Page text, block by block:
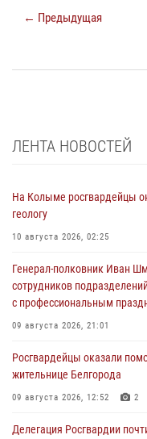
← Предыдущая
ЛЕНТА НОВОСТЕЙ
На Колыме росгвардейцы
геологу
10 августа 2026, 02:25
Генерал-полковник Иван
сотрудников
с профессиональным
09 августа 2026, 21:01
Росгвардейцы оказали
жительнице Белгорода
09 августа 2026, 12:52 2
Делегация Росгвардии